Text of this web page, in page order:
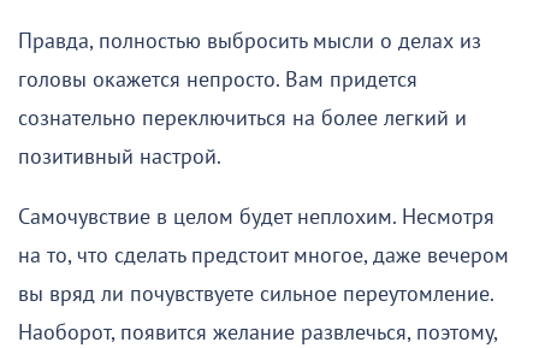
Правда, полностью выбросить мысли о делах из
головы окажется непросто. Вам придется
сознательно переключиться на более легкий и
позитивный настрой.
Самочувствие в целом будет неплохим. Несмотря
на то, что сделать предстоит многое, даже вечером
вы вряд ли почувствуете сильное переутомление.
Наоборот, появится желание развлечься, поэтому,